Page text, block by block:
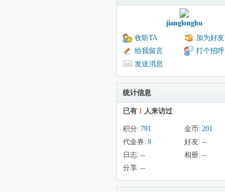
jianglonghu
收听TA
加为好友
给我留言
打个招呼
发送消息
统计信息
已有 1 人来访过
积分: 791 金币: 201
代金券: 9 好友: --
日志: -- 相册: --
分享: --